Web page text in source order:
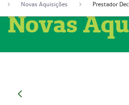
Novas Aquisições
Novas